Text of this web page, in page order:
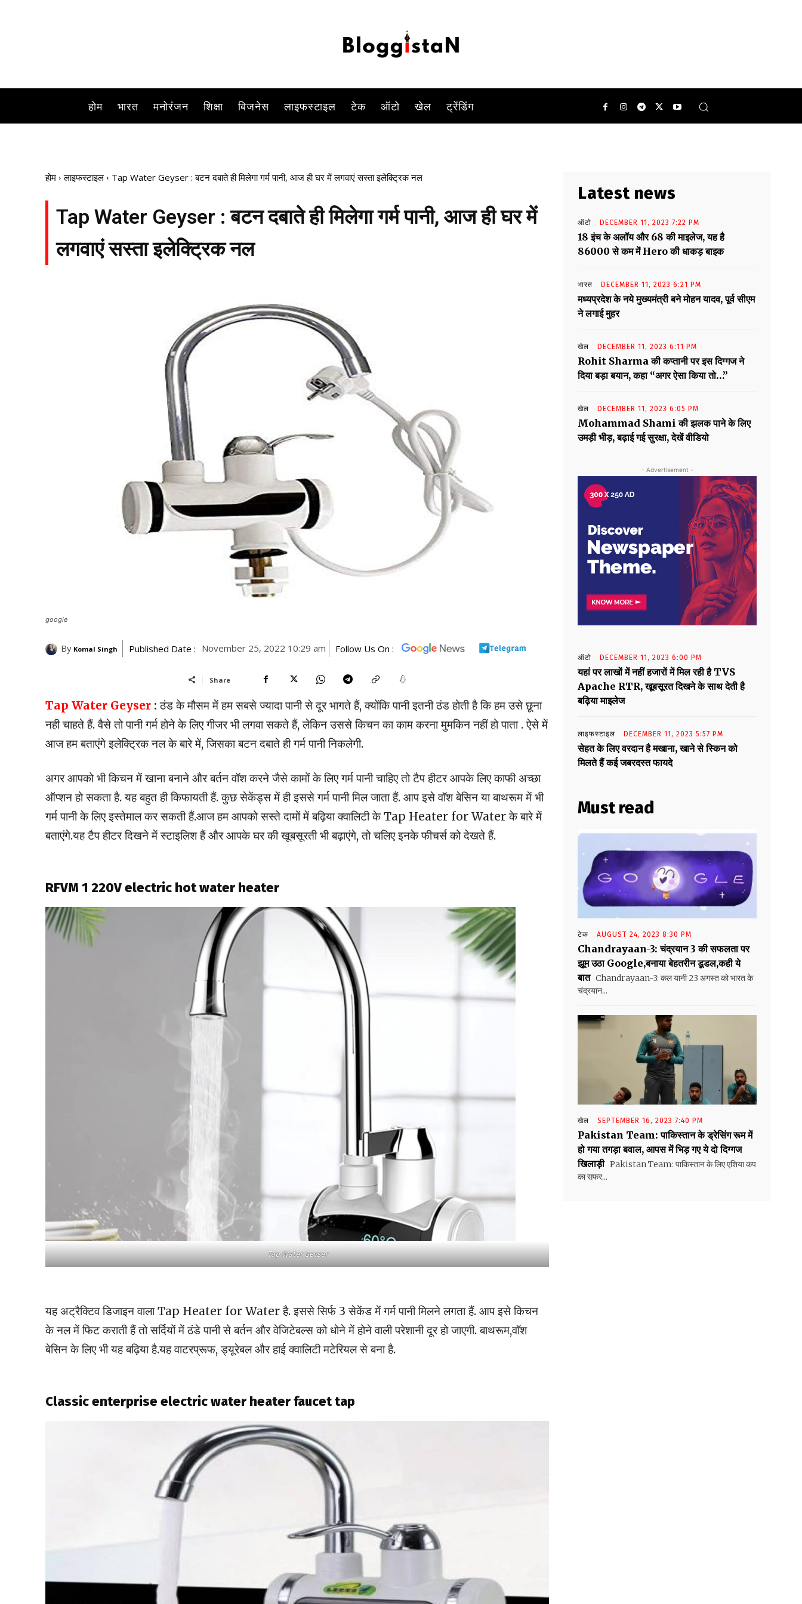
होम भारत मनोरंजन शिक्षा बिजनेस लाइफस्टाइल टेक ऑटो खेल ट्रेंडिंग
होम लाइफस्टाइल Tap Water Geyser : बटन दबाते ही मिलेगा गर्म पानी, आज ही घर में लगवाएं सस्ता इलेक्ट्रिक नल
Tap Water Geyser : बटन दबाते ही मिलेगा गर्म पानी, आज ही घर में
लगवाएं सस्ता इलेक्ट्रिक नल
google
By Komal Singh Published Date : November 25, 2022 10:29 am Follow Us On :
Share
Tap Water Geyser : ठंड के मौसम में हम सबसे ज्यादा पानी से दूर भागते हैं, क्योंकि पानी इतनी ठंड होती है कि हम उसे छूना
नही चाहते हैं. वैसे तो पानी गर्म होने के लिए गीजर भी लगवा सकते हैं, लेकिन उससे किचन का काम करना मुमकिन नहीं हो पाता . ऐसे में
आज हम बताएंगे इलेक्ट्रिक नल के बारे में, जिसका बटन दबाते ही गर्म पानी निकलेगी.
अगर आपको भी किचन में खाना बनाने और बर्तन वॉश करने जैसे कामों के लिए गर्म पानी चाहिए तो टैप हीटर आपके लिए काफी अच्छा
ऑप्शन हो सकता है. यह बहुत ही किफायती हैं. कुछ सेकेंड्स में ही इससे गर्म पानी मिल जाता हैं. आप इसे वॉश बेसिन या बाथरूम में भी
गर्म पानी के लिए इस्तेमाल कर सकती हैं.आज हम आपको सस्ते दामों में बढ़िया क्वालिटी के Tap Heater for Water के बारे में
बताएंगे.यह टैप हीटर दिखने में स्टाइलिश हैं और आपके घर की खूबसूरती भी बढ़ाएंगे, तो चलिए इनके फीचर्स को देखते हैं.
RFVM 1 220V electric hot water heater
Tap Water Geyser
यह अट्रैक्टिव डिजाइन वाला Tap Heater for Water है. इससे सिर्फ 3 सेकेंड में गर्म पानी मिलने लगता हैं. आप इसे किचन
के नल में फिट कराती हैं तो सर्दियों में ठंडे पानी से बर्तन और वेजिटेबल्स को धोने में होने वाली परेशानी दूर हो जाएगी. बाथरूम,वॉश
बेसिन के लिए भी यह बढ़िया है.यह वाटरप्रूफ, ड्यूरेबल और हाई क्वालिटी मटेरियल से बना है.
Classic enterprise electric water heater faucet tap
Latest news
ऑटो DECEMBER 11, 2023 7:22 PM
18 इंच के अलॉय और 68 की माइलेज, यह है
86000 से कम में Hero की धाकड़ बाइक
भारत DECEMBER 11, 2023 6:21 PM
मध्यप्रदेश के नये मुख्यमंत्री बने मोहन यादव, पूर्व सीएम
ने लगाई मुहर
खेल DECEMBER 11, 2023 6:11 PM
Rohit Sharma की कप्तानी पर इस दिग्गज ने
दिया बड़ा बयान, कहा “अगर ऐसा किया तो…”
खेल DECEMBER 11, 2023 6:05 PM
Mohammad Shami की झलक पाने के लिए
उमड़ी भीड़, बढ़ाई गई सुरक्षा, देखें वीडियो
- Advertisement -
ऑटो DECEMBER 11, 2023 6:00 PM
यहां पर लाखों में नहीं हजारों में मिल रही है TVS
Apache RTR, खूबसूरत दिखने के साथ देती है
बढ़िया माइलेज
लाइफस्टाइल DECEMBER 11, 2023 5:57 PM
सेहत के लिए वरदान है मखाना, खाने से स्किन को
मिलते हैं कई जबरदस्त फायदे
Must read
टेक AUGUST 24, 2023 8:30 PM
Chandrayaan-3: चंद्रयान 3 की सफलता पर
झूम उठा Google,बनाया बेहतरीन डूडल,कही ये
बात Chandrayaan-3: कल यानी 23 अगस्त को भारत के
चंद्रयान...
खेल SEPTEMBER 16, 2023 7:40 PM
Pakistan Team: पाकिस्तान के ड्रेसिंग रूम में
हो गया तगड़ा बवाल, आपस में भिड़ गए ये दो दिग्गज
खिलाड़ी Pakistan Team: पाकिस्तान के लिए एशिया कप
का सफर...